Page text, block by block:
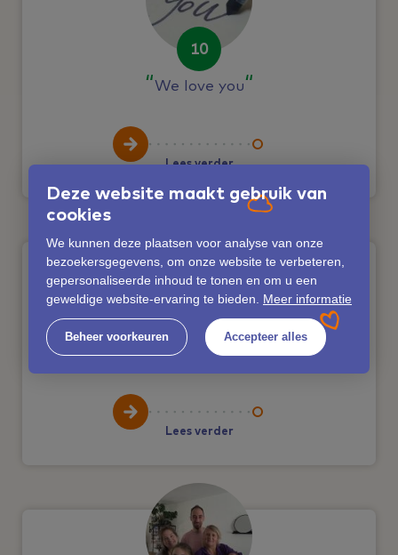
Deze website maakt gebruik van
cookies
We kunnen deze plaatsen voor analyse van onze
bezoekersgegevens, om onze website te verbeteren,
gepersonaliseerde inhoud te tonen en om u een
geweldige website-ervaring te bieden. Meer informatie
Beheer voorkeuren Accepteer alles
10
We love you
Lees verder
Een "langverloren" familielid
Lees verder